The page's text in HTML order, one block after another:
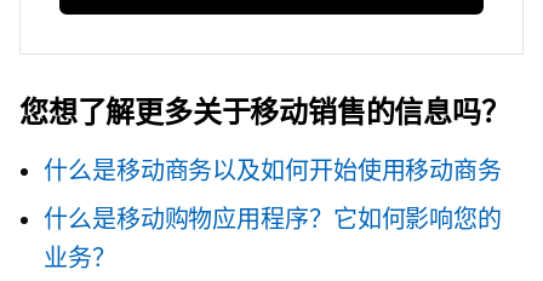
您想了解更多关于移动销售的信息吗？
什么是移动商务以及如何开始使用移动商务
什么是移动购物应用程序？它如何影响您的
业务？